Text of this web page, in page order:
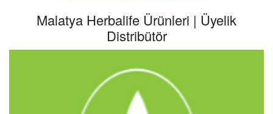
Malatya Herbalife Ürünleri | Üyelik
Distribütör